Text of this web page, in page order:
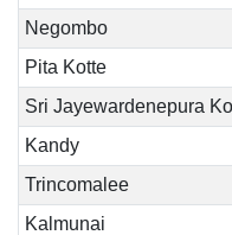
Negombo
Pita Kotte
Sri Jayewardenepura
Kandy
Trincomalee
Kalmunai